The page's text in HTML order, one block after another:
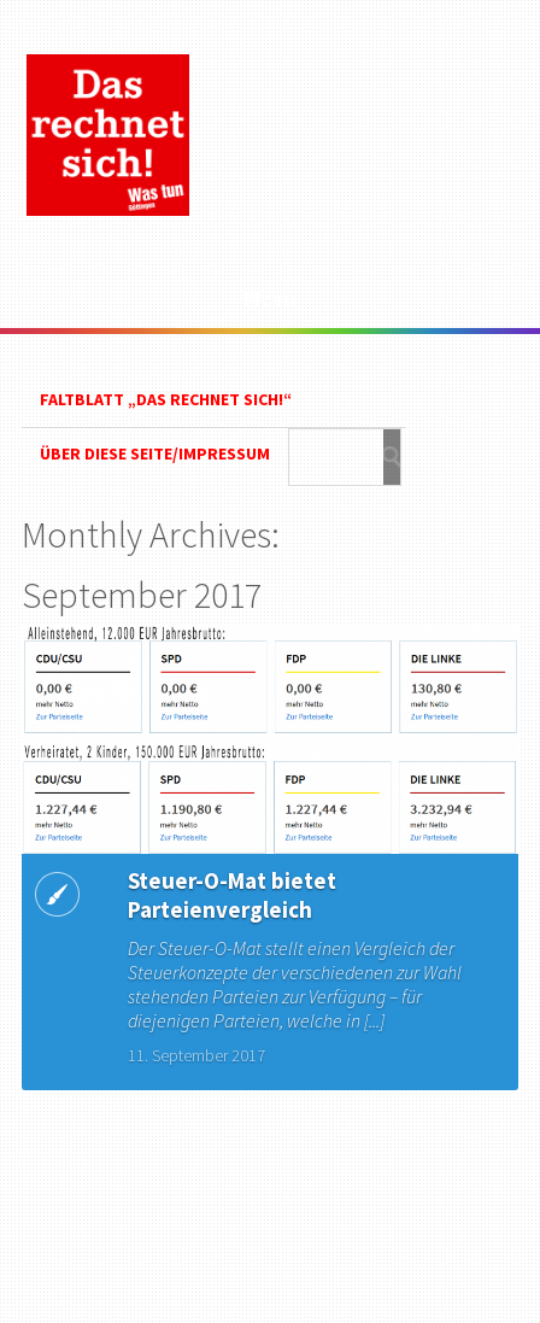
FALTBLATT „DAS RECHNET SICH!“
ÜBER DIESE SEITE/IMPRESSUM
Monthly Archives:
September 2017
Steuer-O-Mat bietet
Parteienvergleich
Der Steuer-O-Mat stellt einen Vergleich der
Steuerkonzepte der verschiedenen zur Wahl
stehenden Parteien zur Verfügung – für
diejenigen Parteien, welche in [...]
11. September 2017